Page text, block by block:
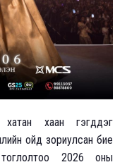
хаан гэгддэг
ойд зориулсан бие
2026 оны